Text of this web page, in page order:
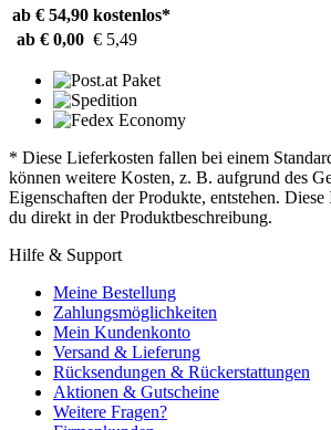
ab € 54,90 kostenlos*
ab € 0,00 € 5,49
* Diese Lieferkosten fallen bei einem
können weitere Kosten, z. B. aufgrund des
Eigenschaften der Produkte, entstehen.
du direkt in der Produktbeschreibung.
Hilfe & Support
Meine Bestellung
Zahlungsmöglichkeiten
Mein Kundenkonto
Versand & Lieferung
Rücksendungen & Rückerstattungen
Aktionen & Gutscheine
Weitere Fragen?